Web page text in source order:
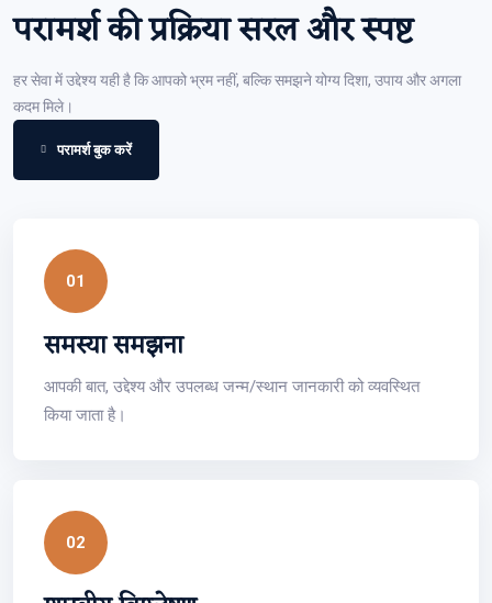
परामर्श की प्रक्रिया सरल और स्पष्ट
हर सेवा में उद्देश्य यही है कि आपको भ्रम नहीं, बल्कि समझने योग्य दिशा, उपाय और अगला
कदम मिले।
परामर्श बुक करें
01
समस्या समझना
आपकी बात, उद्देश्य और उपलब्ध जन्म/स्थान जानकारी को व्यवस्थित
किया जाता है।
02